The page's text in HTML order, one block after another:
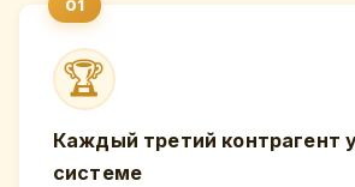
🏆
Каждый третий контрагент
системе